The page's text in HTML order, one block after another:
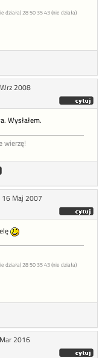
działa) 28 50 35 43 (nie działa)
Wrz 2008
Wysłałem.
wierzę!
16 Maj 2007
działa) 28 50 35 43 (nie działa)
2016